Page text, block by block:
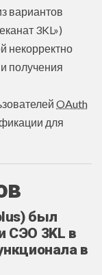
вариантов
3KL»)
некорректно
получения
OAuth
для
был
СЭО 3KL в
в